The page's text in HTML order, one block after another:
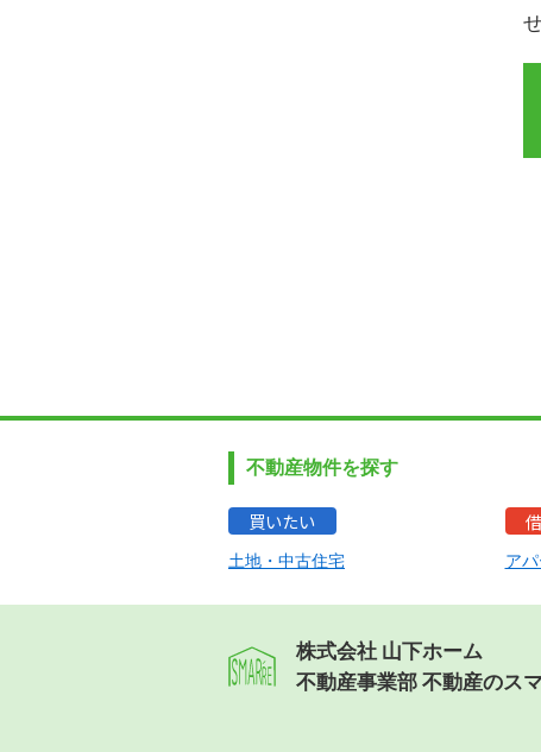
不動産物件を探す
買いたい
土地・中古住宅 ア
株式会社 山下ホーム
不動産事業部 不動産のス